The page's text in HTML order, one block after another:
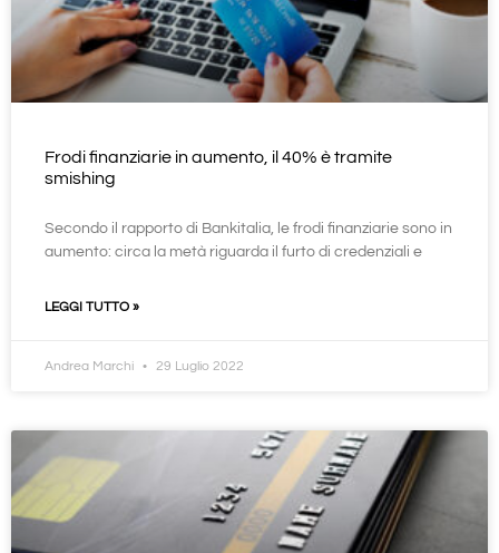
Frodi finanziarie in aumento, il 40% è tramite
smishing
Secondo il rapporto di Bankitalia, le frodi finanziarie sono in
aumento: circa la metà riguarda il furto di credenziali e
LEGGI TUTTO »
Andrea Marchi 29 Luglio 2022